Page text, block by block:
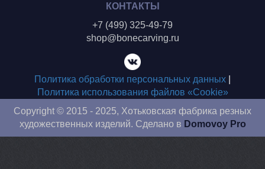
КОНТАКТЫ
+7 (499) 325-49-79
shop@bonecarving.ru
Политика обработки персональных данных
Политика использования файлов «Cookie»
Copyright © 2015 - 2025, Хотьковская фабрика резных
художественных изделий. Сделано в Domovoy Pro